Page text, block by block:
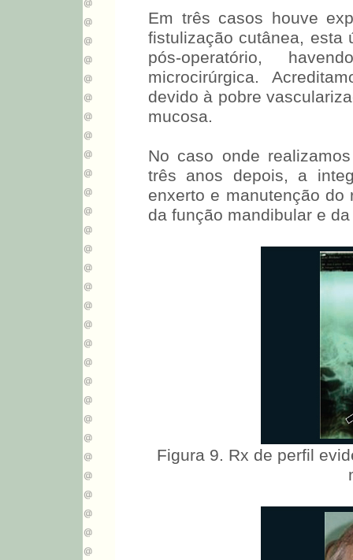
Em três casos houve
fistulização cutânea, esta
pós-operatório,
microcirúrgica.
devido à pobre
mucosa.
No caso onde
três anos depois, a
enxerto e manutenção do
da função mandibular e
Figura 9. Rx de perfil